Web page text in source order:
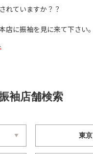
れていますか？？
店に振袖を見に来て下さい。
袖店舗検索
東京